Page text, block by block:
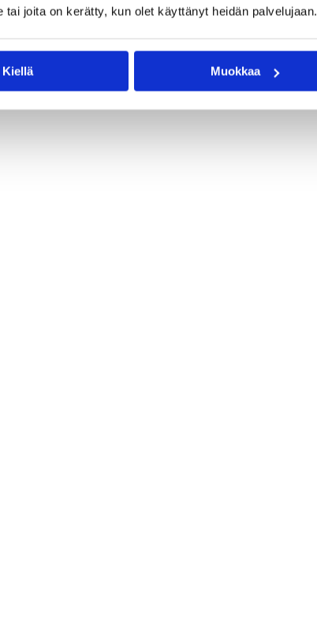
tai joita on kerätty, kun olet käyttänyt heidän palvelujaan.
Kiellä Muokkaa